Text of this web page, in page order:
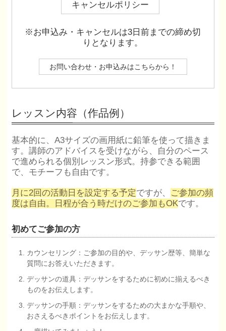
キャンセルポリシー
※お申込み・キャンセルは3日前までの締め切
りとなります。
お問い合わせ・お申込みはこちらから！
レッスン内容（作品例）
基本的に、A3サイズの画用紙に鉛筆を使って描きま
す。講師のアドバイスを受けながら、自分のペース
で進められる個別レッスン形式。持参できる範囲
で、モチーフも自由です。
月に2回の活動日を設定する予定ですが、 ご参加の頻
度は自由。日程が合う時だけのご参加もOKです。
初めてご参加の方
カウンセリング：ご参加の目的や、デッサン歴等、簡単な
質問にお答えいただきます。
デッサンの道具：デッサンをするために初めに揃えるべき
ものをお伝えします。
デッサンの手順：デッサンをするための大まかな手順や、
おさえるべきポイントをお伝えします。